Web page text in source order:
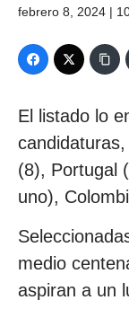
febrero 8, 2024 |
El listado lo
(8), Portugal
uno),
medio
aspiran a un